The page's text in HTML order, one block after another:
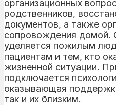
организационных
родственников,
документов, а также
сопровождения домой.
уделяется пожилым
пациентам и тем, кто
жизненной ситуации.
подключается
оказывающая
так и их близким.